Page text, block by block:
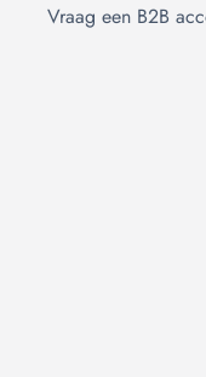
Vraag een B2B